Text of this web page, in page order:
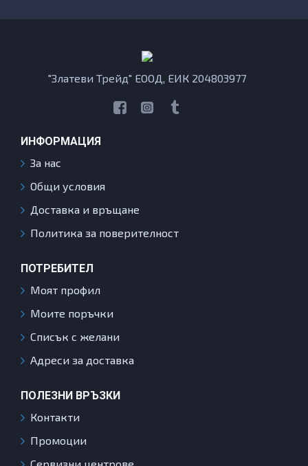
"Златеви Трейд" ЕООД, ЕИК 204803977
ИНФОРМАЦИЯ
За нас
Общи условия
Доставка и връщане
Политика за поверителност
ПОТРЕБИТЕЛ
Моят профил
Моите поръчки
Списък с желани
Адреси за доставка
ПОЛЕЗНИ ВРЪЗКИ
Контакти
Промоции